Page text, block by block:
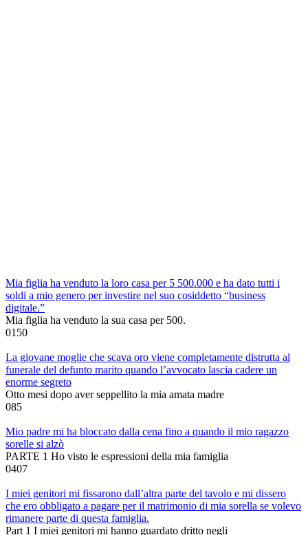
Mia figlia ha venduto la loro casa per 5 500.000 e ha dato tutti i
soldi a mio genero per investire nel suo cosiddetto “business
digitale.”
Mia figlia ha venduto la sua casa per 500.
0150
La giovane moglie che scava oro viene completamente distrutta al
funerale del defunto marito quando l’avvocato lascia cadere un
enorme segreto
Otto mesi dopo aver seppellito la mia amata madre
085
Mio padre mi ha bloccato dalla cena fino a quando il mio ragazzo
sorelle si alzò
PARTE 1 Ho visto le espressioni della mia famiglia
0407
I miei genitori mi fissarono dall’altra parte del tavolo e mi dissero
che ero obbligato a pagare per il matrimonio di mia sorella se volevo
rimanere parte di questa famiglia.
Part 1 I miei genitori mi hanno guardato dritto negli